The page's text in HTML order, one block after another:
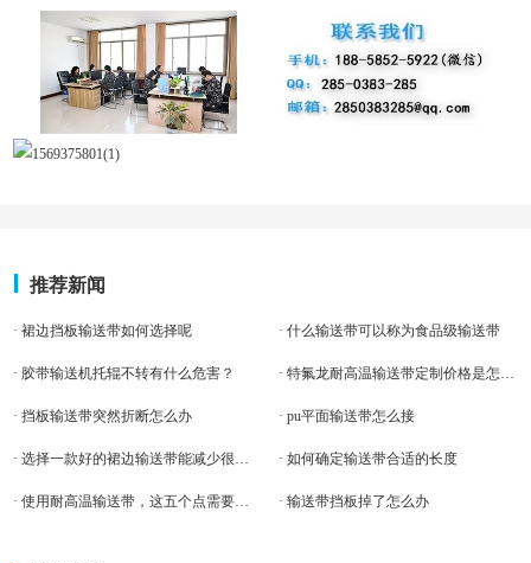
推荐新闻
· 裙边挡板输送带如何选择呢 · 什么输送带可以称为食品级输送带
· 胶带输送机托辊不转有什么危害？
· 挡板输送带突然折断怎么办 · pu平面输送带怎么接
· 如何确定输送带合适的长度
· 输送带挡板掉了怎么办